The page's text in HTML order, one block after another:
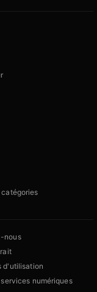
nous
d'utilisation
numériques